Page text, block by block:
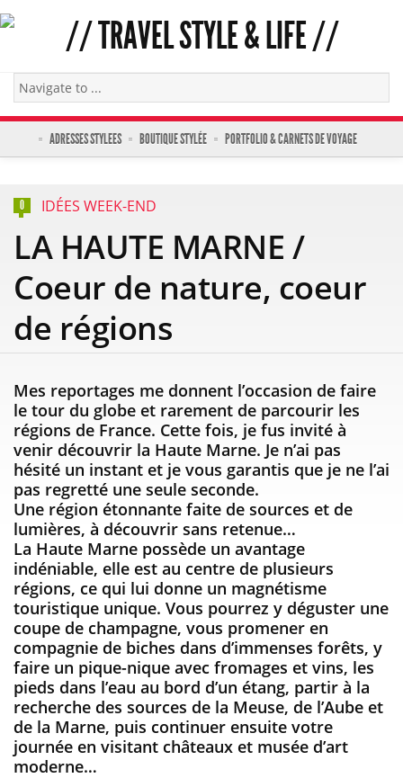
ADRESSES STYLEES BOUTIQUE STYLÉE PORTFOLIO & CARNETS DE VOYAGE
0 IDÉES WEEK-END
LA HAUTE MARNE /
Coeur de nature, coeur
de régions
Mes reportages me donnent l’occasion de faire
le tour du globe et rarement de parcourir les
régions de France. Cette fois, je fus invité à
venir découvrir la Haute Marne. Je n’ai pas
hésité un instant et je vous garantis que je ne l’ai
pas regretté une seule seconde.
Une région étonnante faite de sources et de
lumières, à découvrir sans retenue…
La Haute Marne possède un avantage
indéniable, elle est au centre de plusieurs
régions, ce qui lui donne un magnétisme
touristique unique. Vous pourrez y déguster une
coupe de champagne, vous promener en
compagnie de biches dans d’immenses forêts, y
faire un pique-nique avec fromages et vins, les
pieds dans l’eau au bord d’un étang, partir à la
recherche des sources de la Meuse, de l’Aube et
de la Marne, puis continuer ensuite votre
journée en visitant châteaux et musée d’art
moderne…